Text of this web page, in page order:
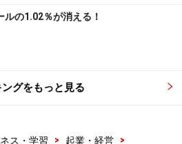
ルの1.02％が消える！
グをもっと見る
ス・学習 > 起業・経営
>